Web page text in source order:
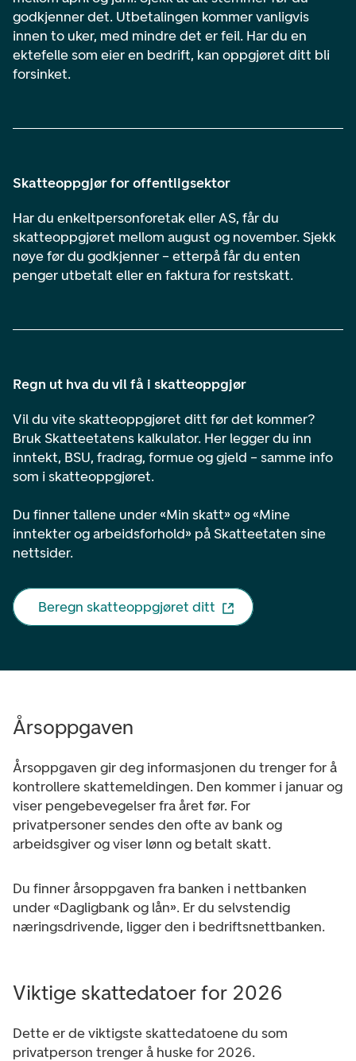
godkjenner det. Utbetalingen kommer vanligvis
innen to uker, med mindre det er feil. Har du en
ektefelle som eier en bedrift, kan oppgjøret ditt bli
forsinket.
Skatteoppgjør for offentligsektor
Har du enkeltpersonforetak eller AS, får du
skatteoppgjøret mellom august og november. Sjekk
nøye før du godkjenner – etterpå får du enten
penger utbetalt eller en faktura for restskatt.
Regn ut hva du vil få i skatteoppgjør
Vil du vite skatteoppgjøret ditt før det kommer?
Bruk Skatteetatens kalkulator. Her legger du inn
inntekt, BSU, fradrag, formue og gjeld – samme info
som i skatteoppgjøret.
Du finner tallene under «Min skatt» og «Mine
inntekter og arbeidsforhold» på Skatteetaten sine
nettsider.
Beregn skatteoppgjøret ditt
Årsoppgaven
Årsoppgaven gir deg informasjonen du trenger for å
kontrollere skattemeldingen. Den kommer i januar og
viser pengebevegelser fra året før. For
privatpersoner sendes den ofte av bank og
arbeidsgiver og viser lønn og betalt skatt.
Du finner årsoppgaven fra banken i nettbanken
under «Dagligbank og lån». Er du selvstendig
næringsdrivende, ligger den i bedriftsnettbanken.
Viktige skattedatoer for 2026
Dette er de viktigste skattedatoene du som
privatperson trenger å huske for 2026.